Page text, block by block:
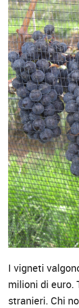
I vigneti
milioni di euro.
stranieri. Chi